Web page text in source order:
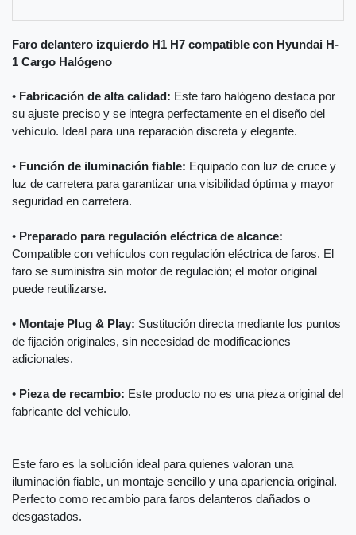
Faro delantero izquierdo H1 H7 compatible con Hyundai H-
1 Cargo Halógeno
• Fabricación de alta calidad: Este faro halógeno destaca por
su ajuste preciso y se integra perfectamente en el diseño del
vehículo. Ideal para una reparación discreta y elegante.
• Función de iluminación fiable: Equipado con luz de cruce y
luz de carretera para garantizar una visibilidad óptima y mayor
seguridad en carretera.
• Preparado para regulación eléctrica de alcance:
Compatible con vehículos con regulación eléctrica de faros. El
faro se suministra sin motor de regulación; el motor original
puede reutilizarse.
• Montaje Plug & Play: Sustitución directa mediante los puntos
de fijación originales, sin necesidad de modificaciones
adicionales.
• Pieza de recambio: Este producto no es una pieza original del
fabricante del vehículo.
Este faro es la solución ideal para quienes valoran una
iluminación fiable, un montaje sencillo y una apariencia original.
Perfecto como recambio para faros delanteros dañados o
desgastados.